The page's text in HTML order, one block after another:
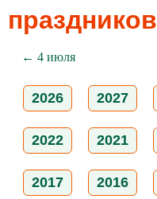
праздников
← 4 июля
2026 2027
2022 2021
2017 2016